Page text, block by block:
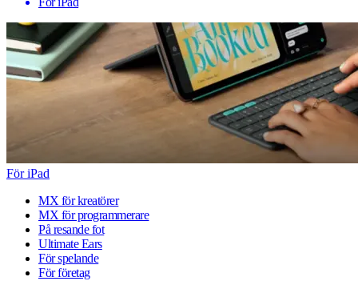
För iPad
MX för kreatörer
MX för programmerare
På resande fot
Ultimate Ears
För spelande
För företag